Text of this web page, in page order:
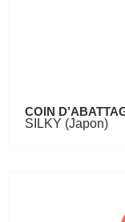
COIN
SILKY (Japon)